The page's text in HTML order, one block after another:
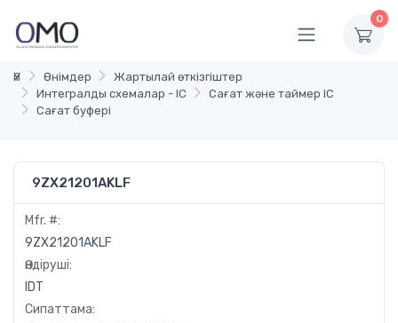
0
Үй Өнімдер
Жартылай өткізгіштер
Интегралды схемалар - IC
Сағат және таймер IC
Сағат буфері
9ZX21201AKLF
Mfr. #:
9ZX21201AKLF
Өндіруші:
IDT
Сипаттама: